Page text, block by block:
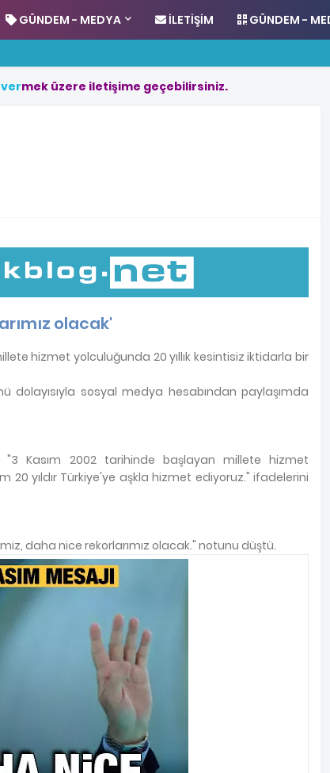
GÜNDEM - MEDYA İLETIŞIM GÜNDEM -
vermek üzere iletişime geçebilirsiniz.
olacak'
hizmet yolculuğunda 20 yıllık kesintisiz iktidarla bir
dolayısıyla sosyal medya hesabından paylaşımda
"3 Kasım 2002 tarihinde başlayan millete hizmet
20 yıldır Türkiye'ye aşkla hizmet ediyoruz." ifadelerini
daha nice rekorlarımız olacak." notunu düştü.